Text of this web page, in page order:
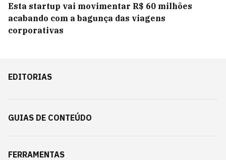
Esta startup vai movimentar R$ 60 milhões
acabando com a bagunça das viagens
corporativas
EDITORIAS
GUIAS DE CONTEÚDO
FERRAMENTAS